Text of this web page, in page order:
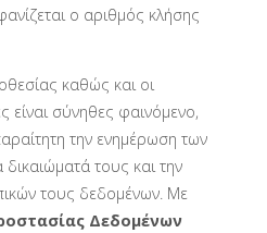
ο αριθμός κλήσης
καθώς και οι
είναι σύνηθες φαινόμενο,
την ενημέρωση των
δικαιώματά τους και την
τους δεδομένων. Με
Δεδομένων